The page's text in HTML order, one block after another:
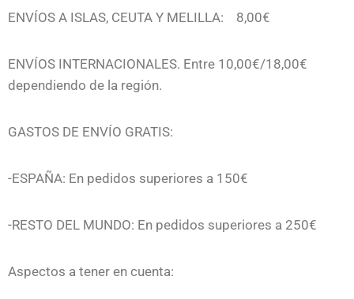
ENVÍOS A ISLAS, CEUTA Y MELILLA: 8,00€
ENVÍOS INTERNACIONALES. Entre 10,00€/18,00€
dependiendo de la región.
GASTOS DE ENVÍO GRATIS:
-ESPAÑA: En pedidos superiores a 150€
-RESTO DEL MUNDO: En pedidos superiores a 250€
Aspectos a tener en cuenta: